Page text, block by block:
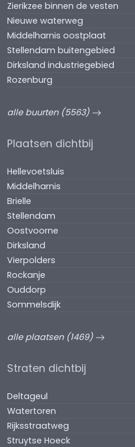
Zierikzee binnen de vesten
Nieuwe waterweg
Middelharnis oostplaat
Stellendam buitengebied
Dirksland industriegebied
Rozenburg
alle buurten (5563)
Plaatsen dichtbij
Hellevoetsluis
Middelharnis
Brielle
Stellendam
Oostvoorne
Dirksland
Vierpolders
Rockanje
Ouddorp
Sommelsdijk
alle plaatsen (1469)
Straten dichtbij
Deltageul
Watertoren
Rijksstraatweg
Struytse Hoeck